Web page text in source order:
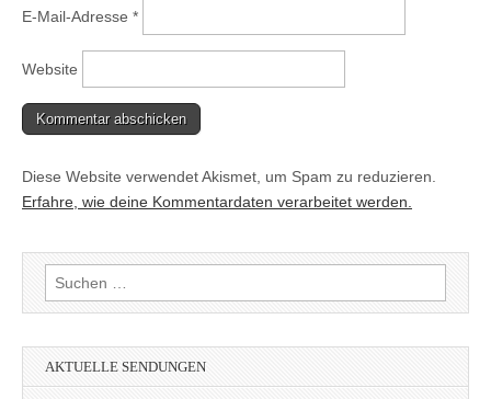
E-Mail-Adresse *
Website
Diese Website verwendet Akismet, um Spam zu reduzieren.
Erfahre, wie deine Kommentardaten verarbeitet werden.
Suchen
nach:
AKTUELLE SENDUNGEN